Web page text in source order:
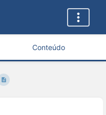
Conteúdo